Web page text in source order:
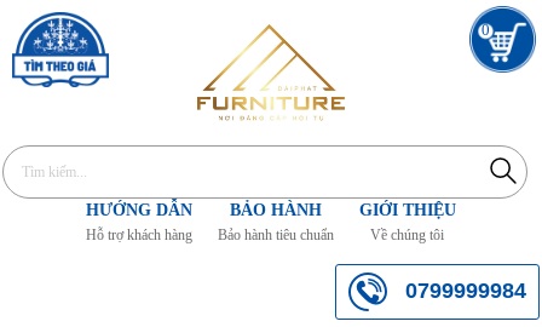
0
HƯỚNG DẪN
Hỗ trợ khách hàng
BẢO HÀNH
Bảo hành tiêu chuẩn
GIỚI THIỆU
Về chúng tôi
0799999984